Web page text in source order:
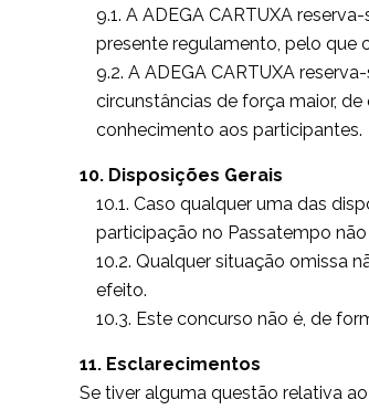
9.1. A ADEGA CARTUXA
presente regulamento, pelo que
9.2. A ADEGA CARTUXA
circunstâncias de força maior, de
conhecimento aos participantes.
10. Disposições Gerais
10.1. Caso qualquer uma das
participação no Passatempo
10.2. Qualquer situação omissa
efeito.
10.3. Este concurso não é, de
11. Esclarecimentos
Se tiver alguma questão relativa